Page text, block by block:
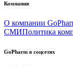
Компания
О компании
СМИПолитика
GoPharm в соцсетях